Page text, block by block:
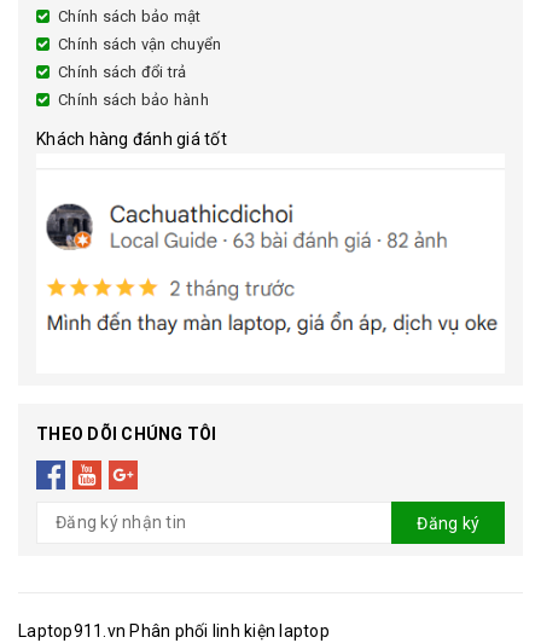
Chính sách bảo mật
Chính sách vận chuyển
Chính sách đổi trả
Chính sách bảo hành
Khách hàng đánh giá tốt
THEO DÕI CHÚNG TÔI
Đăng ký
Laptop911.vn Phân phối linh kiện laptop